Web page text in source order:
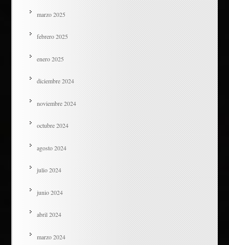
marzo 2025
febrero 2025
enero 2025
diciembre 2024
noviembre 2024
octubre 2024
agosto 2024
julio 2024
junio 2024
abril 2024
marzo 2024